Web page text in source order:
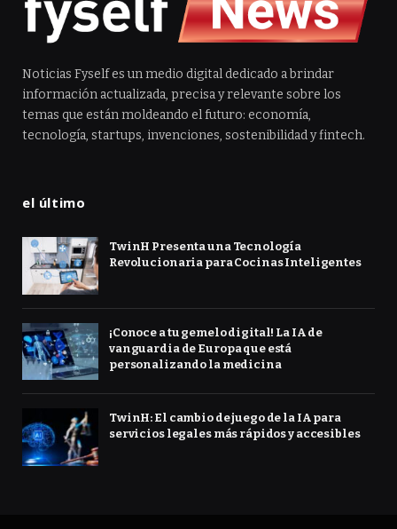
Noticias Fyself es un medio digital dedicado a brindar
información actualizada, precisa y relevante sobre los
temas que están moldeando el futuro: economía,
tecnología, startups, invenciones, sostenibilidad y fintech.
el último
TwinH Presenta una Tecnología
Revolucionaria para Cocinas Inteligentes
¡Conoce a tu gemelo digital! La IA de
vanguardia de Europa que está
personalizando la medicina
TwinH: El cambio de juego de la IA para
servicios legales más rápidos y accesibles